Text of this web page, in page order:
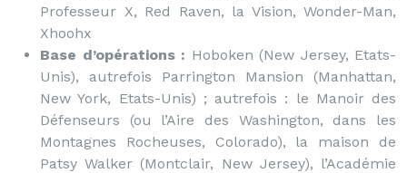
Professeur X, Red Raven, la Vision, Wonder-Man,
Xhoohx
Base d’opérations : Hoboken (New Jersey, Etats-
Unis), autrefois Parrington Mansion (Manhattan,
New York, Etats-Unis) ; autrefois : le Manoir des
Défenseurs (ou l’Aire des Washington, dans les
Montagnes Rocheuses, Colorado), la maison de
Patsy Walker (Montclair, New Jersey), l’Académie